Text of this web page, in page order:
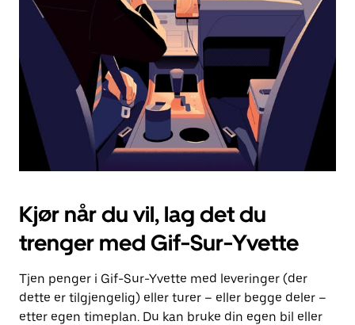
kalenderen.
Kjør når du vil, lag det du
trenger med Gif-Sur-Yvette
Tjen penger i Gif-Sur-Yvette med leveringer (der
dette er tilgjengelig) eller turer – eller begge deler –
etter egen timeplan. Du kan bruke din egen bil eller